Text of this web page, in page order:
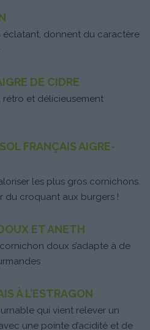
éclatant, donnent du caractère
DE CIDRE
et délicieusement
FRANÇAIS AIGRE-
les plus gros cornichons.
du croquant aux burgers !
ET ANETH
doux s’adapte à de
À L’ESTRAGON
qui vient relever un
une pointe d’acidité et de